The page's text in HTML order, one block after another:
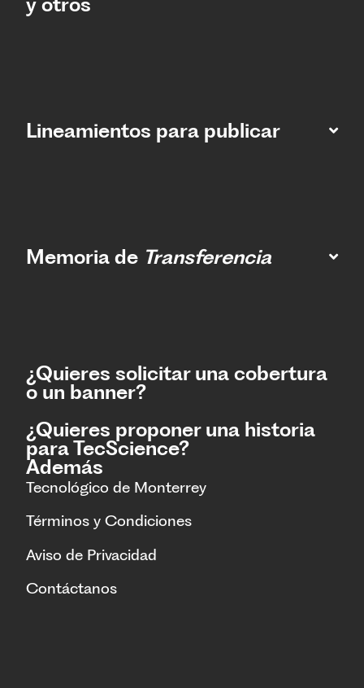
Lineamientos para publicar
Memoria de Transferencia
¿Quieres solicitar una cobertura
o un banner?
¿Quieres proponer una historia
para TecScience?
Además
Tecnológico de Monterrey
Términos y Condiciones
Aviso de Privacidad
Contáctanos